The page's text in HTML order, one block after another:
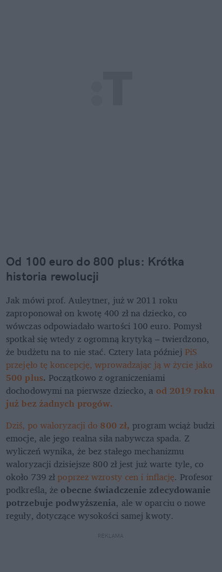
Od 100 euro do 800 plus: Krótka
historia rewolucji
Jak mówi prof. Auleytner, już w 2011 roku
zaproponował on kwotę 400 zł na dziecko, co
wówczas odpowiadało wartości 100 euro. Pomysł
spotkał się wtedy z ogromną krytyką – twierdzono,
że budżetu na to nie stać. Cztery lata później PiS
500 plus. Początkowo z ograniczeniami
dochodowymi na pierwsze dziecko, a od 2019 roku
już bez żadnych progów.
Dziś, po waloryzacji do 800 zł, program wciąż budzi
emocje, ale jego realna siła nabywcza spada. Z
wyliczeń wynika, że bez stałego mechanizmu
waloryzacji dzisiejsze 800 zł jest już warte tyle, co
około 739 zł poprzez wzrosty cen i inflację. Profesor
podkreśla, że obecne świadczenie zdecydowanie
potrzebuje podwyższenia, ale w oparciu o nowe
reguły, dotyczące wysokości samej kwoty.
REKLAMA